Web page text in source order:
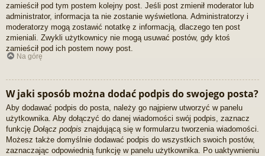
zamieścił pod tym postem kolejny post. Jeśli post zmienił moderator lub
administrator, informacja ta nie zostanie wyświetlona. Administratorzy i
moderatorzy mogą zostawić notatkę z informacją, dlaczego ten post
zmieniali. Zwykli użytkownicy nie mogą usuwać postów, gdy ktoś
zamieścił pod ich postem nowy post.
Na górę
W jaki sposób można dodać podpis do swojego posta?
Aby dodawać podpis do posta, należy go najpierw utworzyć w panelu
użytkownika. Aby dołączyć do danej wiadomości swój podpis, zaznacz
funkcję Dołącz podpis znajdującą się w formularzu tworzenia wiadomości.
Możesz także domyślnie dodawać podpis do wszystkich swoich postów,
zaznaczając odpowiednią funkcję w panelu użytkownika. Po uaktywnieniu